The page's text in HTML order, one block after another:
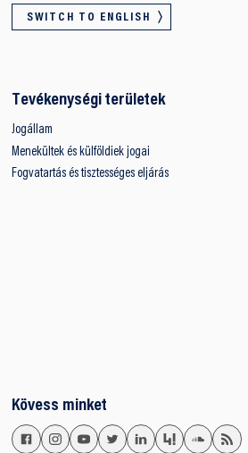
SWITCH TO ENGLISH
Tevékenységi területek
Jogállam
Menekültek és külföldiek jogai
Fogvatartás és tisztességes eljárás
Kövess minket